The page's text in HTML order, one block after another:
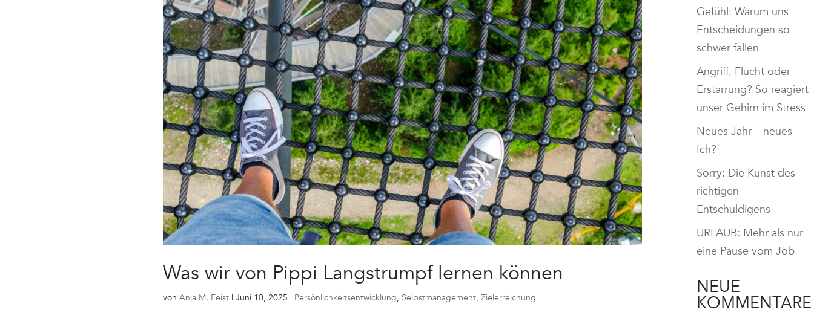
Was wir von Pippi Langstrumpf lernen können
von Anja M. Feist| Juni 10, 2025 | Persönlichkeitsentwicklung, Selbstmanagement, Zielerreichung
Gefühl: Warum uns
Entscheidungen so
schwer fallen
Angriff, Flucht oder
Erstarrung? So reagiert
unser Gehirn im Stress
Neues Jahr – neues
Ich?
Sorry: Die Kunst des
richtigen
Entschuldigens
URLAUB: Mehr als nur
eine Pause vom Job
NEUE
KOMMENTARE